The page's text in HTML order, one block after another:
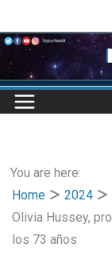
to
content
You are here:
Home
2024
Olivia Hussey,
los 73 años